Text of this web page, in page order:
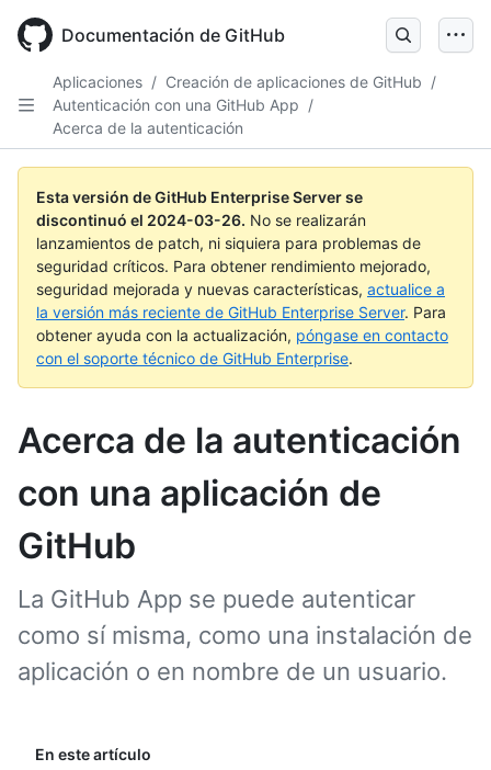
main
Documentación de GitHub
Aplicaciones / Creación de aplicaciones de GitHub /
Autenticación con una GitHub App /
Acerca de la autenticación
Esta versión de GitHub Enterprise Server se
discontinuó el 2024-03-26. No se realizarán
lanzamientos de patch, ni siquiera para problemas de
seguridad críticos. Para obtener rendimiento mejorado,
seguridad mejorada y nuevas características, actualice a
la versión más reciente de GitHub Enterprise Server. Para
obtener ayuda con la actualización, póngase en contacto
con el soporte técnico de GitHub Enterprise.
Acerca de la autenticación
con una aplicación de
GitHub
La GitHub App se puede autenticar
como sí misma, como una instalación de
aplicación o en nombre de un usuario.
En este artículo